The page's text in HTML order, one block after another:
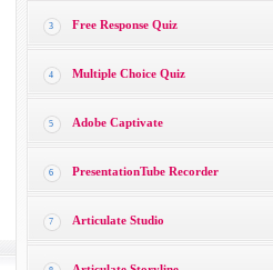
3 Free Response Quiz
4 Multiple Choice Quiz
5 Adobe Captivate
6 PresentationTube Recorder
7 Articulate Studio